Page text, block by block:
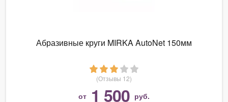
Абразивные круги MIRKA AutoNet 150мм
(Отзывы 12)
от 1 500 руб.